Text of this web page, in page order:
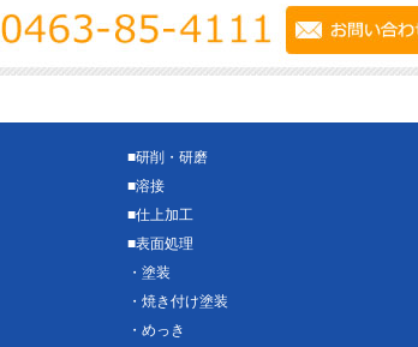
■研削・研磨
■溶接
■仕上加工
■表面処理
・ 塗装
・ 焼き付け塗装
・ めっき